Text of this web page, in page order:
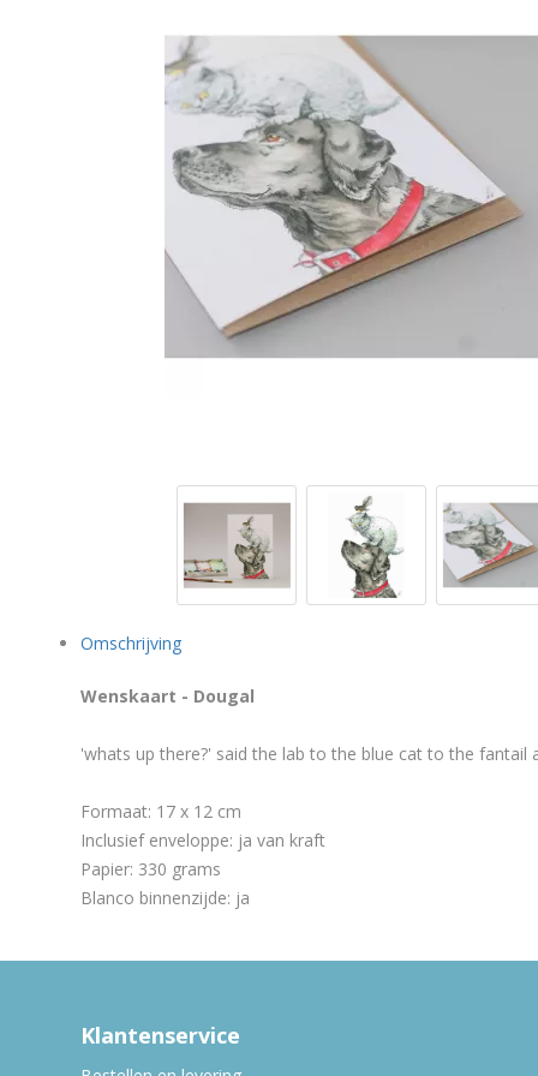
Omschrijving
Wenskaart - Dougal
'whats up there?' said the lab to the blue cat to the
Formaat: 17 x 12 cm
Inclusief enveloppe: ja van kraft
Papier: 330 grams
Blanco binnenzijde: ja
Klantenservice